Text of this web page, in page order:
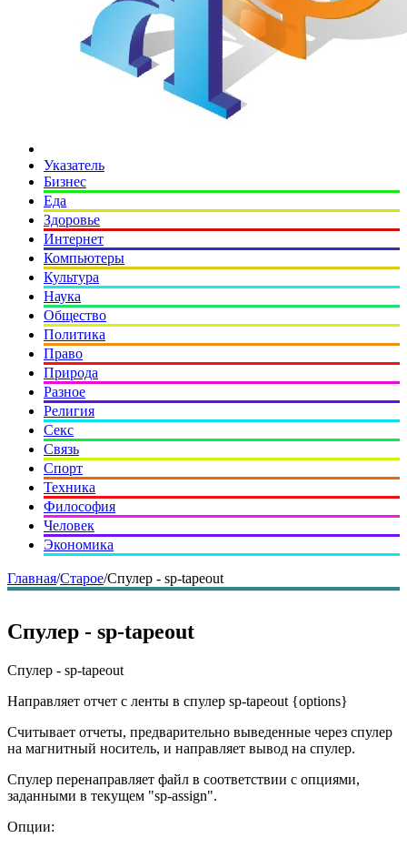
Указатель
Бизнес
Еда
Здоровье
Интернет
Компьютеры
Культура
Наука
Общество
Политика
Право
Природа
Разное
Религия
Секс
Связь
Спорт
Техника
Философия
Человек
Экономика
Главная/Старое/Спулер - sp-tapeout
Спулер - sp-tapeout
Спулер - sp-tapeout
Направляет отчет с ленты в спулер sp-tapeout {options}
Считывает отчеты, предварительно выведенные через спулер
на магнитный носитель, и направляет вывод на спулер.
Спулер перенаправляет файл в соответствии с опциями,
заданными в текущем "sp-assign".
Опции: